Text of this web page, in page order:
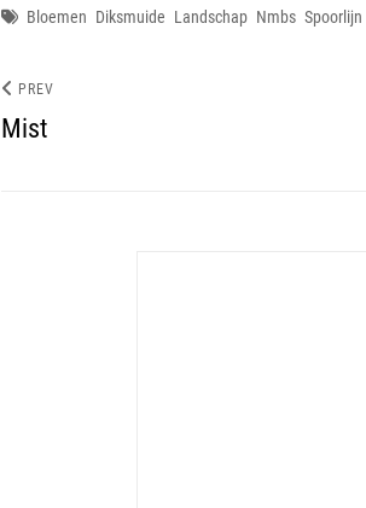
Tags
Bloemen Diksmuide Landschap Nmbs Spoorlijn
PREV
Mist